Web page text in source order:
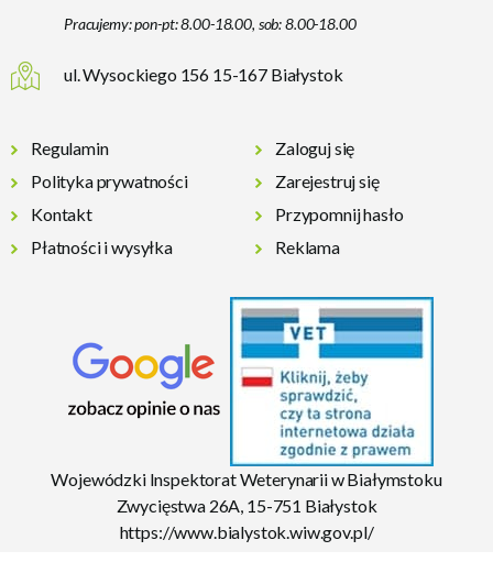
Pracujemy: pon-pt: 8.00-18.00, sob: 8.00-18.00
ul. Wysockiego 156 15-167 Białystok
Regulamin
Polityka prywatności
Kontakt
Płatności i wysyłka
Zaloguj się
Zarejestruj się
Przypomnij hasło
Reklama
Wojewódzki Inspektorat Weterynarii w Białymstoku
Zwycięstwa 26A, 15-751 Białystok
https://www.bialystok.wiw.gov.pl/